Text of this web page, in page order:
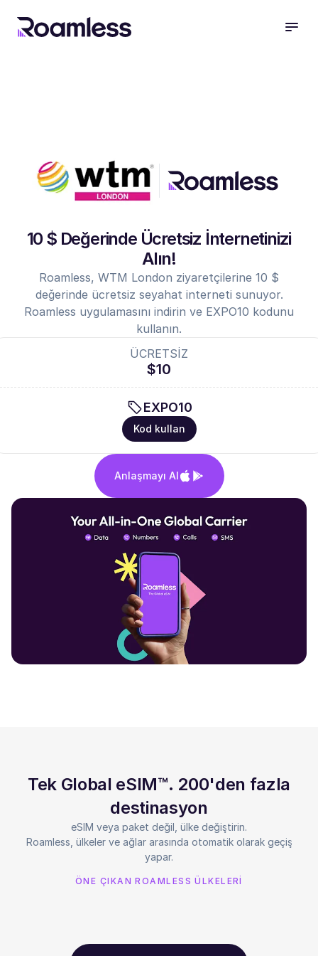
10 $ Değerinde Ücretsiz İnternetinizi
Alın!
Roamless, WTM London ziyaretçilerine 10 $
değerinde ücretsiz seyahat interneti sunuyor.
Roamless uygulamasını indirin ve EXPO10 kodunu
kullanın.
ÜCRETSİZ
$10
EXPO10
Kod kullan
Anlaşmayı Al
Tek Global eSIM™. 200'den fazla
destinasyon
eSIM veya paket değil, ülke değiştirin.
Roamless, ülkeler ve ağlar arasında otomatik olarak geçiş
yapar.
ÖNE ÇIKAN ROAMLESS ÜLKELERİ